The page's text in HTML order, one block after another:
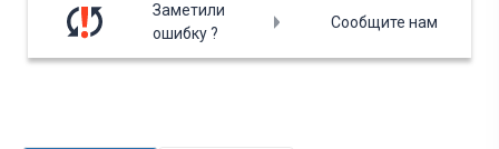
Заметили
ошибку ?
Сообщите нам